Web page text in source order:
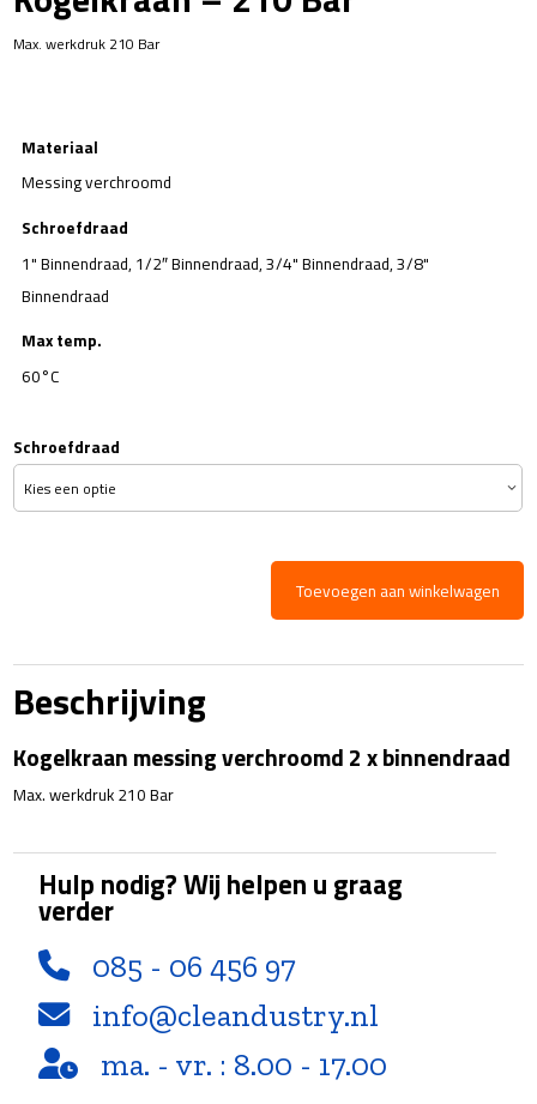
Max. werkdruk 210 Bar
Materiaal
Messing verchroomd
Schroefdraad
1" Binnendraad, 1/2″ Binnendraad, 3/4" Binnendraad, 3/8"
Binnendraad
Max temp.
60°C
Schroefdraad
Toevoegen aan winkelwagen
Beschrijving
Kogelkraan messing verchroomd 2 x binnendraad
Max. werkdruk 210 Bar
Hulp nodig? Wij helpen u graag
verder
085 - 06 456 97
info@cleandustry.nl
ma. - vr. : 8.00 - 17.00